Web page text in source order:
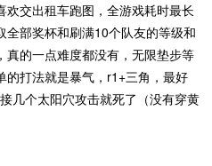
欢交出租车跑图，全游戏耗时最长
全部奖杯和刷满10个队友的等级和
真的一点难度都没有，无限垫步等
的打法就是暴气，r1+三角，最好
几个太阳穴攻击就死了（没有穿黄